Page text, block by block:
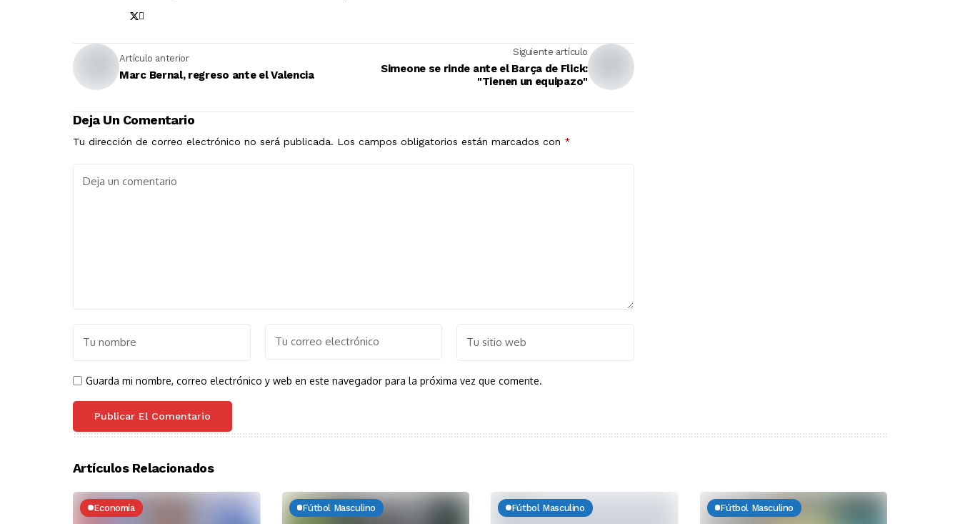
Artículo anterior
Marc Bernal, regreso ante el Valencia
Siguiente artículo
Simeone se rinde ante el Barça de Flick:
"Tienen un equipazo"
Deja Un Comentario
Tu dirección de correo electrónico no será publicada. Los campos obligatorios están marcados con *
Guarda mi nombre, correo electrónico y web en este navegador para la próxima vez que comente.
Artículos Relacionados
Economía Fútbol Masculino Fútbol Masculino Fútbol Masculino